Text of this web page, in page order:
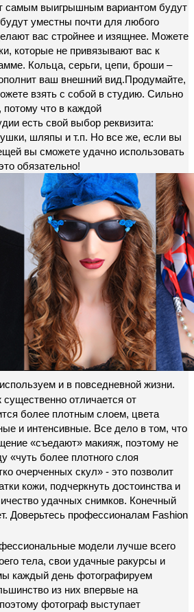
самым выигрышным вариантом будут
уместны почти для любого
вас стройнее и изящнее. Можете
которые не привязывают вас к
Кольца, серьги, цепи, броши –
ваш внешний вид.Продумайте,
взять с собой в студию. Сильно
потому что в каждой
есть свой выбор реквизита:
шляпы и т.п. Но все же, если вы
вы сможете удачно использовать
обязательно!
и в повседневной жизни.
отличается от
более плотным слоем, цвета
и интенсивные. Все дело в том, что
«съедают» макияж, поэтому не
«чуть более плотного слоя
очерченных скул» - это позволит
кожи, подчеркнуть достоинства и
удачных снимков. Конечный
Доверьтесь профессионалам Fashion
модели лучше всего
тела, свои удачные ракурсы и
каждый день фотографируем
из них впервые на
фотограф выступает